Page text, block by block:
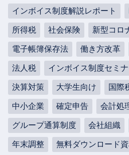
インボイス制度解説レポート
所得税 社会保険 新型コロ
電子帳簿保存法 働き方改革
法人税 インボイス制度セミ
決算対策 大学生向け 国際
中小企業 確定申告 会計処
グループ通算制度 会社組織
年末調整 無料ダウンロード